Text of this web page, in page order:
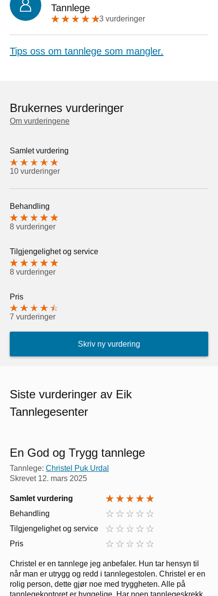
Tannlege
3 vurderinger
Tips oss om tannlege som mangler.
Brukernes vurderinger
Om vurderingene
Samlet vurdering
10 vurderinger
Behandling
8 vurderinger
Tilgjengelighet og service
8 vurderinger
Pris
7 vurderinger
Skriv ny vurdering
Siste vurderinger av Eik
Tannlegesenter
En God og Trygg tannlege
Tannlege: Christel Puk Urdal
Skrevet 12. mars 2025
Samlet vurdering
Behandling
Tilgjengelighet og service
Pris
Christel er en tannlege jeg anbefaler. Hun tar hensyn til
når man er utrygg og redd i tannlegestolen. Christel er en
rolig person, dette gjør noe med tryggheten. Alle på
tannlegekontoret er hyggelige, Har noen tannlegeskrekk,